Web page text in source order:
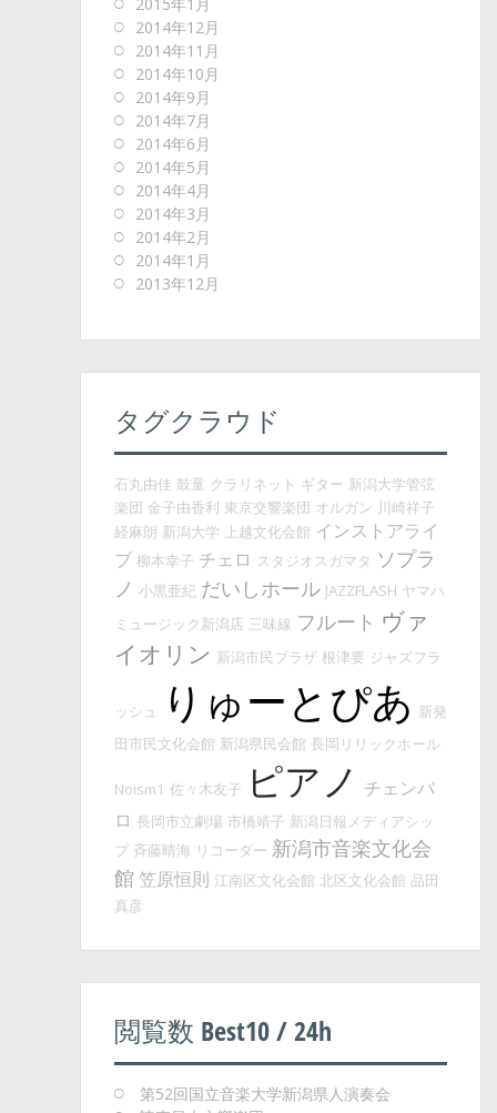
2014年12月
2014年11月
2014年10月
2014年9月
2014年7月
2014年6月
2014年5月
2014年4月
2014年3月
2014年2月
2014年1月
2013年12月
タグクラウド
石丸由佳 鼓童 クラリネット ギター 新潟大学管弦
楽団 金子由香利 東京交響楽団 オルガン 川崎祥子
経麻朗 新潟大学 上越文化会館 インストアライ
ブ 柳本幸子 チェロ スタジオスガマタ ソプラ
ノ 小黒亜紀 だいしホール JAZZFLASH ヤマハ
ミュージック新潟店 三味線 フルート ヴァ
イオリン 新潟市民プラザ 根津要 ジャズフラ
ッシュ りゅーとぴあ 新発
田市民文化会館 新潟県民会館 長岡リリックホール
Noism1 佐々木友子 ピアノ チェンバ
ロ 長岡市立劇場 市橋靖子 新潟日報メディアシッ
プ 斉藤晴海 リコーダー 新潟市音楽文化会
館 笠原恒則 江南区文化会館 北区文化会館 品田
真彦
閲覧数 Best10 / 24h
第52回国立音楽大学新潟県人演奏会